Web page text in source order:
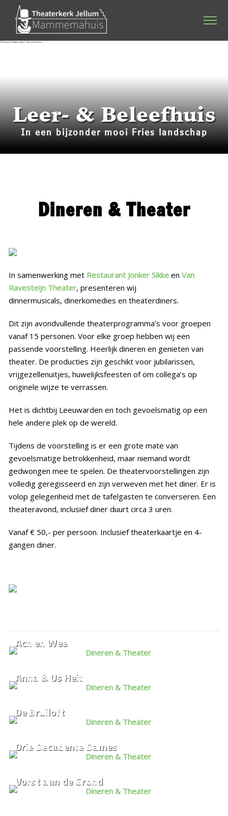
Dineren & Theater
Bruiloften
Media
Leer- & Beleefhuis
In een bijzonder mooi Fries landschap
Dineren & Theater
In samenwerking met Restaurant Jonker Sikke en Van
Ravesteijn Theater, presenteren wij
dinnermusicals, dinerkomedies en theaterdiners.
Dit zijn avondvullende theaterprogramma’s voor groepen
vanaf 15 personen. Voor elke groep hebben wij een
passende voorstelling. Heerlijk dineren en genieten van
theater. De producties zijn geschikt voor jubilarissen,
vrijgezellenuitjes, huwelijksfeesten of om collega’s op
originele wijze te verrassen.
Het is dichtbij Leeuwarden en toch gevoelsmatig op een
hele andere plek op de wereld.
Tijdens de voorstelling is er een grote mate van
gevoelsmatige betrokkenheid, maar niemand wordt
gedwongen mee te spelen. De theatervoorstellingen zijn
volledig geregisseerd en zijn verweven met het diner. Er is
volop gelegenheid met de tafelgasten te converseren. Een
theateravond, inclusief diner duurt circa 3 uren.
Vanaf € 50,- per persoon. Inclusief theaterkaartje en 4-
gangen diner.
Ach en Wee
Anna & Us Heit
De Bruiloft
Drie Decadente Dames
Vorst aan de Grond